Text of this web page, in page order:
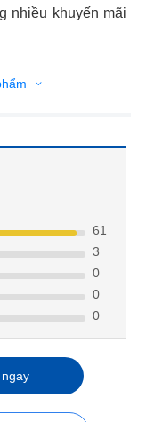
nhiều khuyến mãi
0
0
0
3
61